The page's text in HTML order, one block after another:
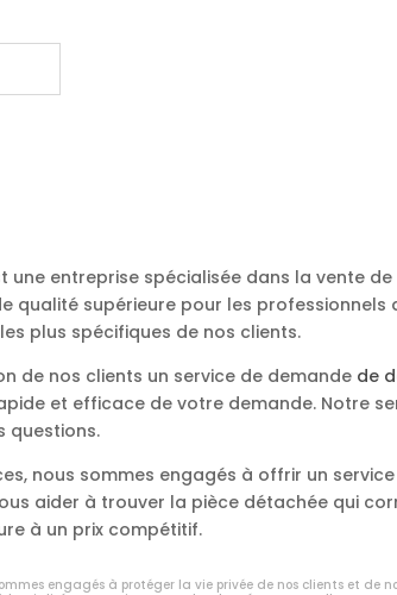
une entreprise spécialisée dans la vente
qualité supérieure pour les
plus spécifiques de nos clients.
de nos clients un service de demande de
et efficace de votre demande. Notre
questions.
nous sommes engagés à offrir un
aider à trouver la pièce détachée qui
à un prix compétitif.
engagés à protéger la vie privée de nos clients et